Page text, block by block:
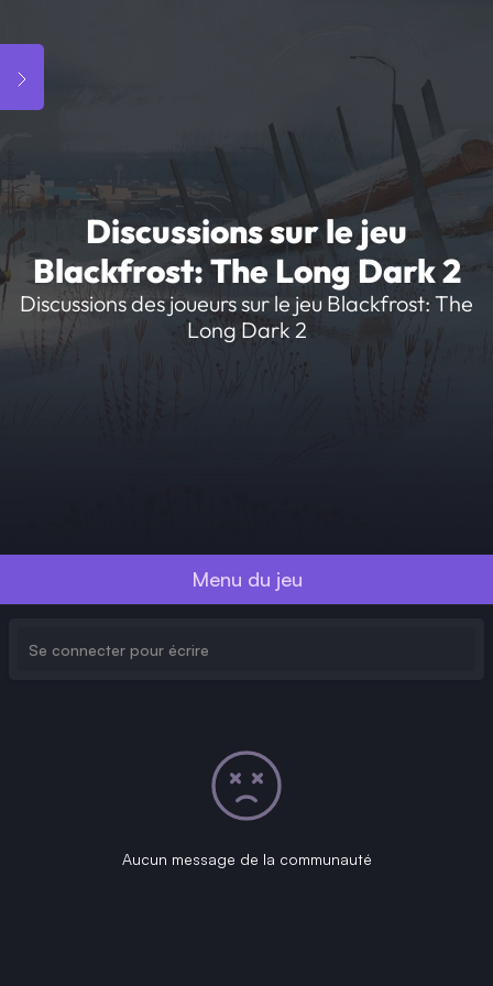
Discussions sur le jeu
Blackfrost: The Long Dark 2
Discussions des joueurs sur le jeu Blackfrost: The
Long Dark 2
Menu du jeu
Aucun message de la communauté